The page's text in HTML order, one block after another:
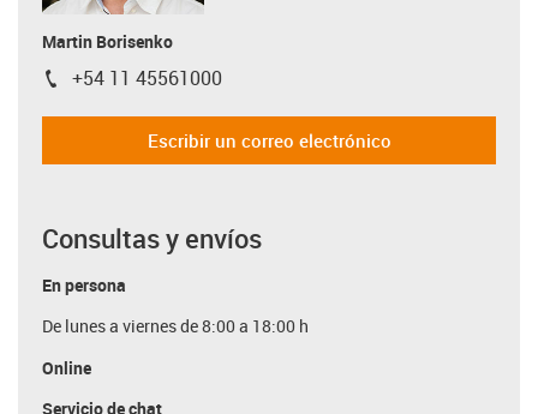
Martin Borisenko
igus-icon-phone
+54 11 45561000
Escribir un correo electrónico
Consultas y envíos
En persona
De lunes a viernes de 8:00 a 18:00 h
Online
Servicio de chat